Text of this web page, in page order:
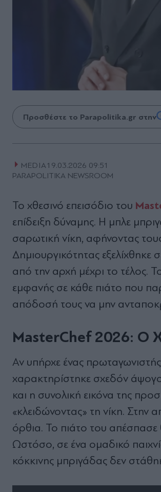
Προσθέστε το Parapolitika.gr στην
MEDIA19.03.2026 09:51
PARAPOLITIKA NEWSROOM
Το χθεσινό επεισόδιο του
επίδειξη δύναμης. Η μπλε
σαρωτική νίκη, αφήνοντας
Δημιουργικότητας
από την αρχή μέχρι το τέλος.
εμφανής σε κάθε πιάτο που
απόδοσή τους να μην
MasterChef 2026: Ο
Αν υπήρχε ένας
χαρακτηρίστηκε σχεδόν
και η συνολική εικόνα της
«κλειδώνοντας» τη νίκη.
όρθια. Το πιάτο του απέσπασε
Ωστόσο, σε ένα ομαδικό
κόκκινης μπριγάδας δεν